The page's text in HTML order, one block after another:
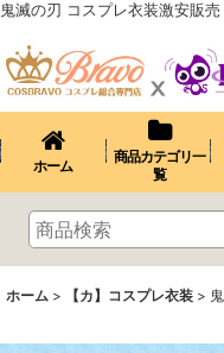
鬼滅の刃 コスプレ衣装激安販売
ホーム
商品カテゴリ一
覧
ホーム > 【カ】コスプレ衣装 >